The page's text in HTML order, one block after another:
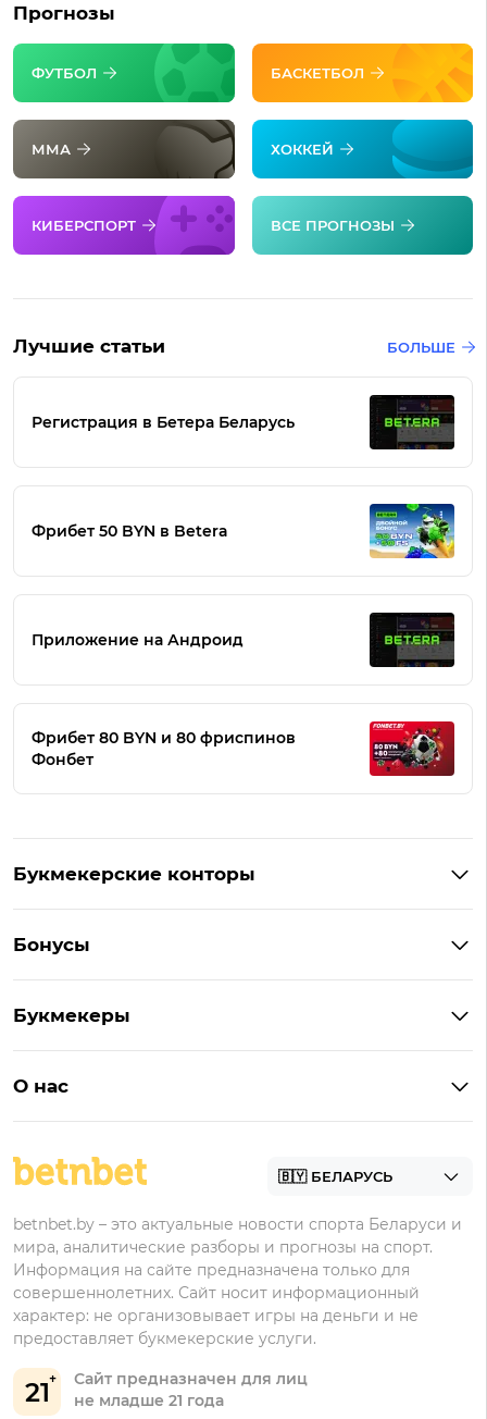
Прогнозы
ФУТБОЛ БАСКЕТБОЛ
ММА ХОККЕЙ
КИБЕРСПОРТ ВСЕ ПРОГНОЗЫ
Лучшие статьи БОЛЬШЕ
Регистрация в Бетера Беларусь
Фрибет 50 BYN в Betera
Приложение на Андроид
Фрибет 80 BYN и 80 фриспинов
Фонбет
Букмекерские конторы
Букмекеры на Андроид
БК для ставок на киберспорт
Бонусы
Бонус на депозит
Бонусы Бетера
Бонусы Винлайн
Букмекеры
Марафонбет
О нас
21
Сайт предназначен для лиц
не младше 21 года
betnbet.by – это актуальные новости спорта Беларуси и
мира, аналитические разборы и прогнозы на спорт.
Информация на сайте предназначена только для
совершеннолетних. Сайт носит информационный
характер: не организовывает игры на деньги и не
предоставляет букмекерские услуги.